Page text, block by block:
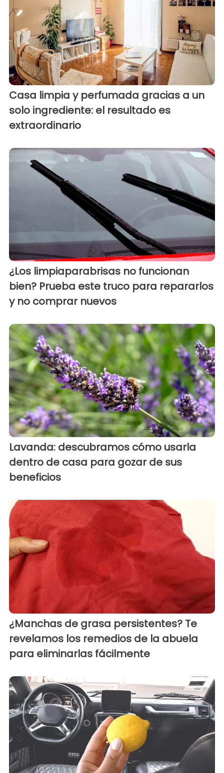
Casa limpia y perfumada gracias a un
solo ingrediente: el resultado es
extraordinario
¿Los limpiaparabrisas no funcionan
bien? Prueba este truco para repararlos
y no comprar nuevos
Lavanda: descubramos cómo usarla
dentro de casa para gozar de sus
beneficios
¿Manchas de grasa persistentes? Te
revelamos los remedios de la abuela
para eliminarlas fácilmente